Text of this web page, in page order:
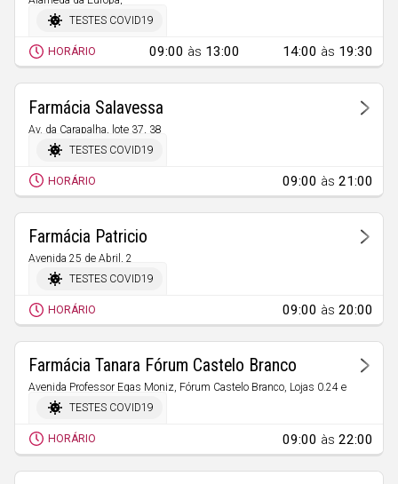
Vila Real
Viseu
Madeira
Açores
20
Covilhã (Santa Maria)
TESTES COVID19
HORÁRIO 09:00 às 13:00 14:00 às 19:30
Farmácia Salavessa
Av. da Carapalha, lote 37, 38
Castelo Branco
TESTES COVID19
HORÁRIO 09:00 às21:00
Farmácia Patricio
Avenida 25 de Abril, 2
Sertã
TESTES COVID19
HORÁRIO 09:00 às20:00
Farmácia Tanara Fórum Castelo Branco
Avenida Professor Egas Moniz, Fórum Castelo Branco, Lojas 0.24 e
0.25
Castelo Branco
TESTES COVID19
HORÁRIO 09:00 às22:00